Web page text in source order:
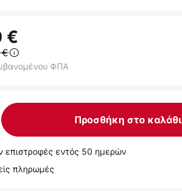
€
€
ΦΠΑ
Προσθήκη στο καλάθι
επιστροφές εντός 50 ημερών
πληρωμές